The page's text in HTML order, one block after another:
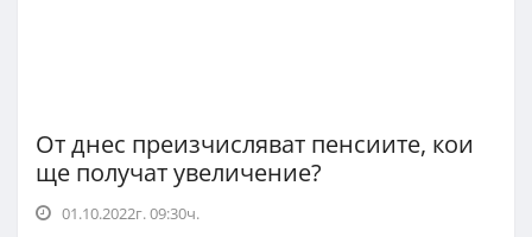
От днес преизчисляват пенсиите, кои
ще получат увеличение?
01.10.2022г. 09:30ч.